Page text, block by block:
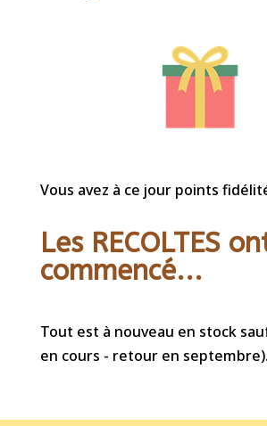
Vous avez à ce jour points
Les RECOLTES
commencé...
Tout est à nouveau en stock
en cours - retour en septembre).